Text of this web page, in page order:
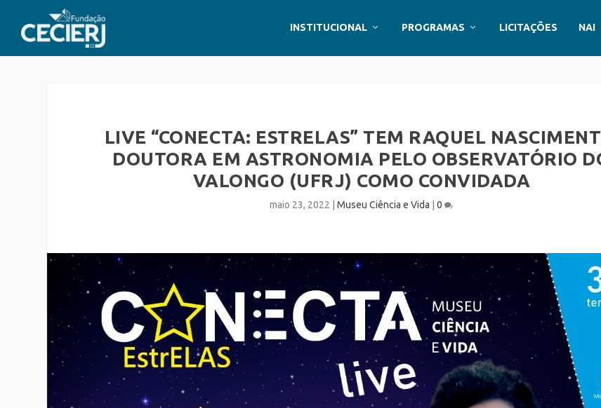
INSTITUCIONAL PROGRAMAS LICITAÇÕES NAI
LIVE “CONECTA: ESTRELAS” TEM RAQUEL
DOUTORA EM ASTRONOMIA PELO OBSERVATÓRIO
VALONGO (UFRJ) COMO CONVIDADA
maio 23, 2022 |Museu Ciência e Vida |0